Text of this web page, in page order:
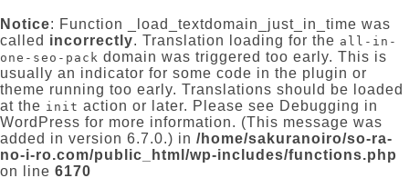
Notice: Function _load_textdomain_just_in_time was
called incorrectly. Translation loading for the all-in-
one-seo-pack domain was triggered too early. This is
usually an indicator for some code in the plugin or
theme running too early. Translations should be loaded
at the init action or later. Please see Debugging in
WordPress for more information. (This message was
added in version 6.7.0.) in /home/sakuranoiro/so-ra-
no-i-ro.com/public_html/wp-includes/functions.php
on line 6170